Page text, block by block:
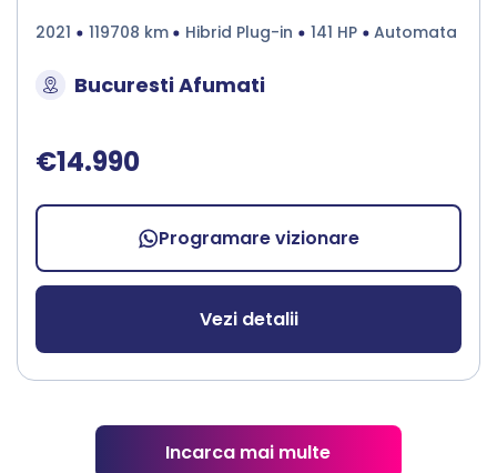
2021 119708 km Hibrid Plug-in 141 HP Automata
Bucuresti Afumati
€14.990
Programare vizionare
Vezi detalii
Incarca mai multe